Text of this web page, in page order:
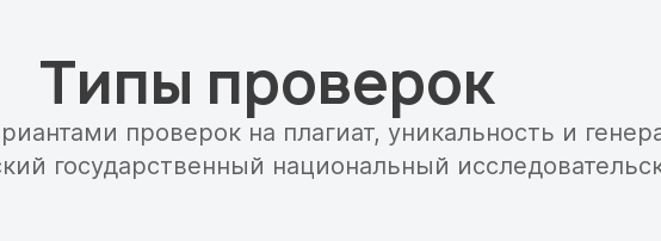
Типы проверок
проверок на плагиат, уникальность и
государственный национальный